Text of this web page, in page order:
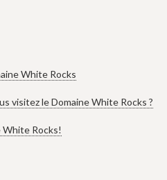
White Rocks
visitez le Domaine White Rocks ?
White Rocks!